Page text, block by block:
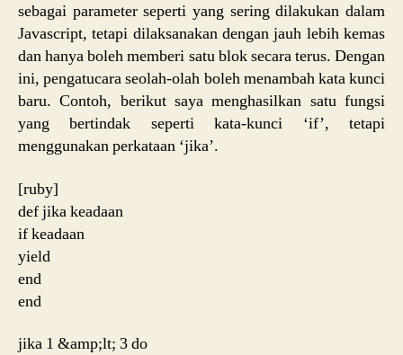
sebagai parameter seperti yang sering dilakukan dalam
Javascript, tetapi dilaksanakan dengan jauh lebih kemas
dan hanya boleh memberi satu blok secara terus. Dengan
ini, pengatucara seolah-olah boleh menambah kata kunci
baru. Contoh, berikut saya menghasilkan satu fungsi
yang bertindak seperti kata-kunci ‘if’, tetapi
menggunakan perkataan ‘jika’.
[ruby]
def jika keadaan
if keadaan
yield
end
end
jika 1 &amp;lt; 3 do